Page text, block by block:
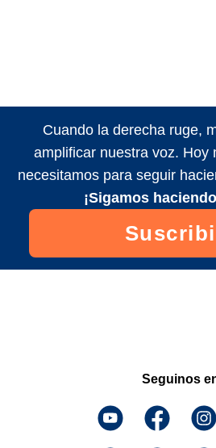
Cuando la derecha ruge,
amplificar nuestra voz. Hoy
necesitamos para seguir
¡Sigamos
Seguinos